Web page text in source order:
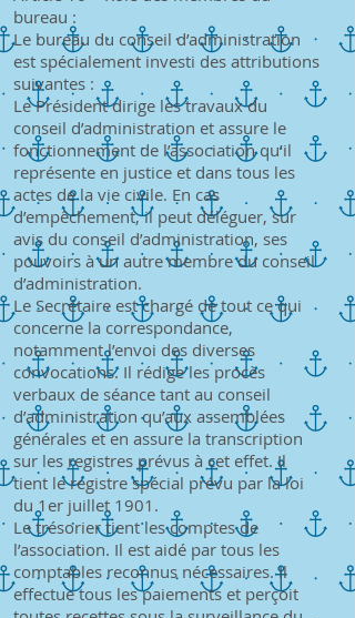
bureau :
Le bureau du conseil d’administration
est spécialement investi des attributions
suivantes :
Le Président dirige les travaux du
conseil d’administration et assure le
fonctionnement de l’association qu’il
représente en justice et dans tous les
actes de la vie civile. En cas
d’empêchement, il peut déléguer, sur
avis du conseil d’administration, ses
pouvoirs à un autre membre du conseil
d’administration.
Le Secrétaire est chargé de tout ce qui
concerne la correspondance,
notamment l’envoi des diverses
convocations. Il rédige les procès
verbaux de séance tant au conseil
d’administration qu’aux assemblées
générales et en assure la transcription
sur les registres prévus à cet effet. Il
tient le registre spécial prévu par la loi
du 1er juillet 1901.
Le trésorier tient les comptes de
l’association. Il est aidé par tous les
comptables reconnus nécessaires. Il
effectue tous les paiements et perçoit